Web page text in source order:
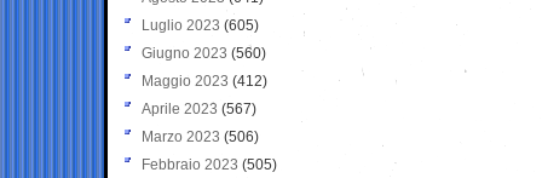
Luglio 2023 (605)
Giugno 2023 (560)
Maggio 2023 (412)
Aprile 2023 (567)
Marzo 2023 (506)
Febbraio 2023 (505)